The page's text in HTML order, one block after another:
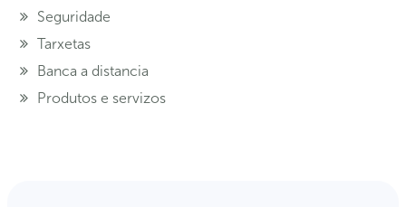
Seguridade
Tarxetas
Banca a distancia
Produtos e servizos